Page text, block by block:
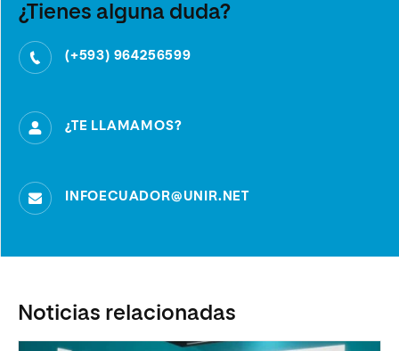
¿Tienes alguna duda?
(+593) 964256599
¿TE LLAMAMOS?
INFOECUADOR@UNIR.NET
Noticias relacionadas